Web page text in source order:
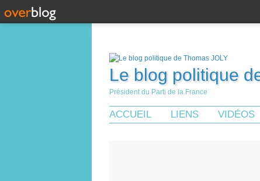
Le blog politique
Président du Parti de la France
ACCUEIL LIENS VIDÉOS